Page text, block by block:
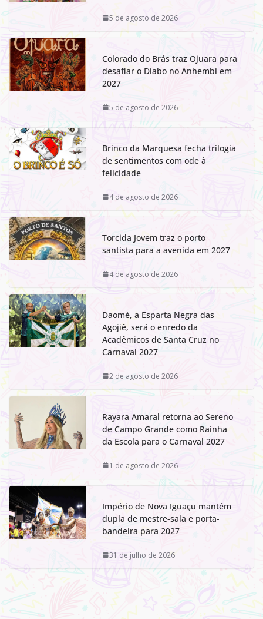
5 de agosto de 2026
Colorado do Brás traz Ojuara para
desafiar o Diabo no Anhembi em
2027
5 de agosto de 2026
Brinco da Marquesa fecha trilogia
de sentimentos com ode à
felicidade
4 de agosto de 2026
Torcida Jovem traz o porto
santista para a avenida em 2027
4 de agosto de 2026
Daomé, a Esparta Negra das
Agojiê, será o enredo da
Acadêmicos de Santa Cruz no
Carnaval 2027
2 de agosto de 2026
Rayara Amaral retorna ao Sereno
de Campo Grande como Rainha
da Escola para o Carnaval 2027
1 de agosto de 2026
Império de Nova Iguaçu mantém
dupla de mestre-sala e porta-
bandeira para 2027
31 de julho de 2026